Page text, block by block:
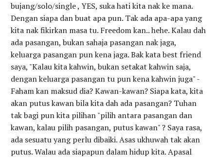
bujang/solo/single , YES, suka hati kita nak ke mana.
Dengan siapa dan buat apa pun. Tak ada apa-apa yang
kita nak fikirkan masa tu. Freedom kan.. hehe. Kalau dah
ada pasangan, bukan sahaja pasangan nak jaga,
keluarga pasangan pun kena jaga. Bak kata best friend
saya, "Kalau kita kahwin, bukan setakat kahwin saja,
dengan keluarga pasangan tu pun kena kahwin juga" -
Faham kan maksud dia? Kawan-kawan? Siapa kata, kita
akan putus kawan bila kita dah ada pasangan? Tuhan
tak bagi pun kita pilihan "pilih antara pasangan dan
kawan, kalau pilih pasangan, putus kawan" ? Saya rasa,
ada sesuatu yang perlu dibaiki. Asas ukhuwah tak akan
putus. Walau ada siapapun dalam hidup kita. Apasal